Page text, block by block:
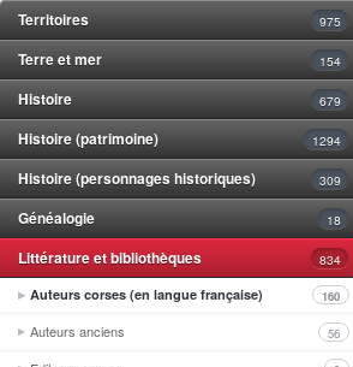
Territoires 975
Terre et mer 154
Histoire 679
Histoire (patrimoine) 1294
Histoire (personnages historiques) 309
Généalogie 18
Littérature et bibliothèques
834
Auteurs corses (en langue française)
160
Auteurs anciens 56